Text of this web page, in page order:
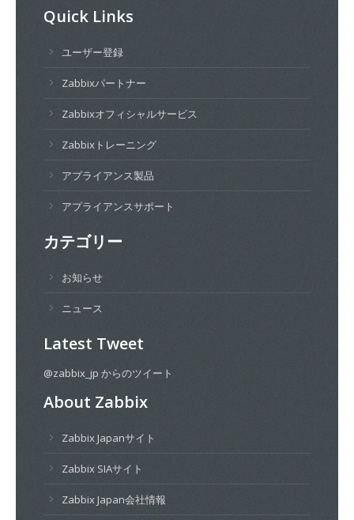
Quick Links
ユーザー登録
Zabbixパートナー
Zabbixオフィシャルサービス
Zabbixトレーニング
アプライアンス製品
アプライアンスサポート
カテゴリー
お知らせ
ニュース
Latest Tweet
@zabbix_jp からのツイート
About Zabbix
Zabbix Japanサイト
Zabbix SIAサイト
Zabbix Japan会社情報